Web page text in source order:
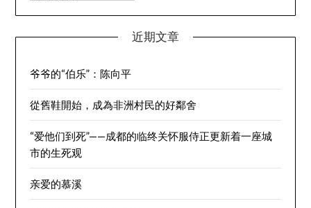
近期文章
爷爷的“伯乐”：陈向平
從舊鞋開始，成為非洲村民的好鄰舍
“爱他们到死”——成都的临终关怀服侍正更新着一座城
市的生死观
亲爱的慕溪